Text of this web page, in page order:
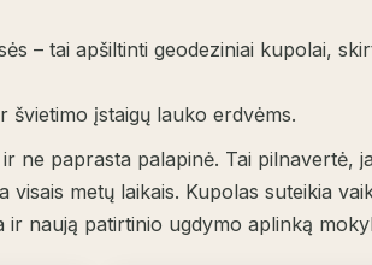
– tai apšiltinti geodeziniai kupolai,
švietimo įstaigų lauko erdvėms.
ne paprasta palapinė. Tai pilnavertė,
visais metų laikais. Kupolas suteikia
ir naują patirtinio ugdymo aplinką